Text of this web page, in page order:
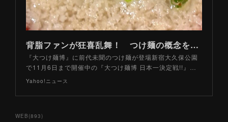
背脂ファンが狂喜乱舞！ つけ麺の概念をぶっ壊す「汁なしつけ麺」とは？（山路力也） - エキスパート - Yahoo!ニュース
『大つけ麺博』に前代未聞のつけ麺が登場新宿大久保公園
で11月6日まで開催中の『大つけ麺博 日本一決定戦!!』…
Yahoo!ニュース
WEB (893)